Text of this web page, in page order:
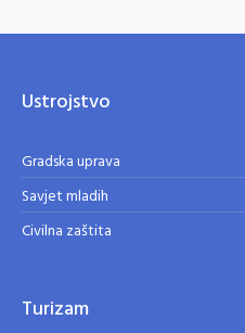
Ustrojstvo
Gradska uprava
Savjet mladih
Civilna zaštita
Turizam